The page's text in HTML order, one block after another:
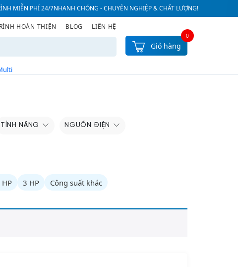
MIỄN PHÍ 24/7NHANH CHÓNG - CHUYÊN NGHIỆP & CHẤT LƯỢNG!
HOÀN THIỆN BLOG LIÊN HỆ
Giỏ hàng
0
TÍNH NĂNG NGUỒN ĐIỆN
HP 3 HP Công suất khác